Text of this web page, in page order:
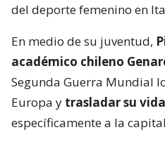
del deporte femenino en
En medio de su juventud,
académico chileno
Segunda Guerra Mundial
Europa y trasladar su
específicamente a la